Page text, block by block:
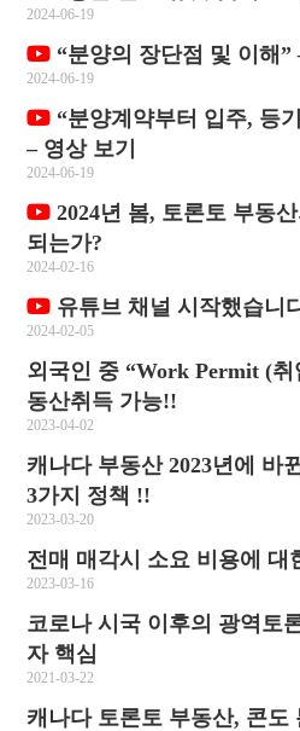
2024-06-19
“분양의 장단점 및 이해”
2024-06-19
“분양계약부터 입주, 등
– 영상 보기
2024-06-19
2024년 봄, 토론토 부동
되는가?
2024-02-16
유튜브 채널 시작했습니
2024-02-05
외국인 중 “Work Permit (
동산취득 가능!!
2023-04-02
캐나다 부동산 2023년에 바
3가지 정책 !!
2023-03-20
전매 매각시 소요 비용에 대
2023-03-16
코로나 시국 이후의 광역토
자 핵심
2021-03-22
캐나다 토론토 부동산, 콘도